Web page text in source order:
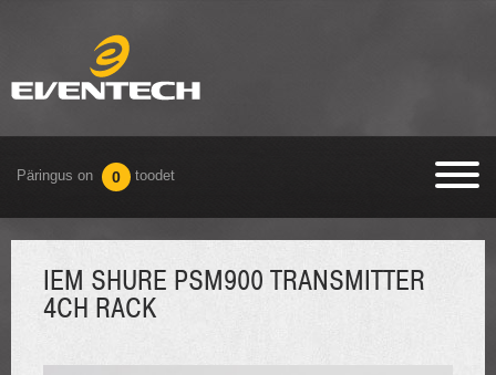
Päringus on 0 toodet
IEM SHURE PSM900 TRANSMITTER
4CH RACK